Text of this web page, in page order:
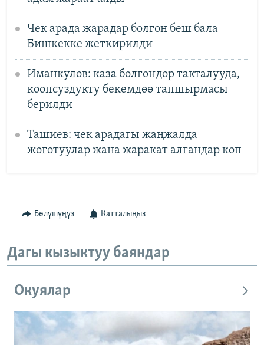
Чек арада жарадар болгон беш бала
Бишкекке жеткирилди
Иманкулов: каза болгондор такталууда,
коопсуздукту бекемдөө тапшырмасы
берилди
Ташиев: чек арадагы жаңжалда
жоготуулар жана жаракат алгандар көп
Бөлүшүңүз Катталыңыз
Дагы кызыктуу баяндар
Окуялар